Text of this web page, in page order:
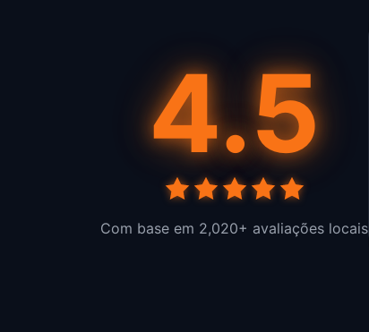
4.5
Com base em 2,020+ avaliações locais